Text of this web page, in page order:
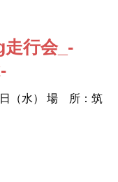
行会_-
（水） 場 所：筑